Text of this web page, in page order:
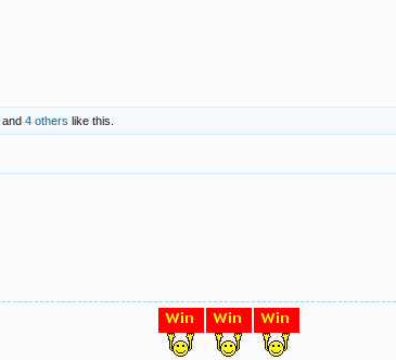
and 4 others like this.